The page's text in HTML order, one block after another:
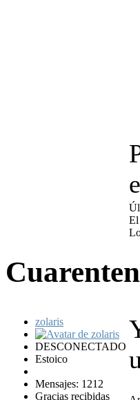
El
zolaris
DESCONECTADO
Estoico
Mensajes: 1212
Gracias recibidas